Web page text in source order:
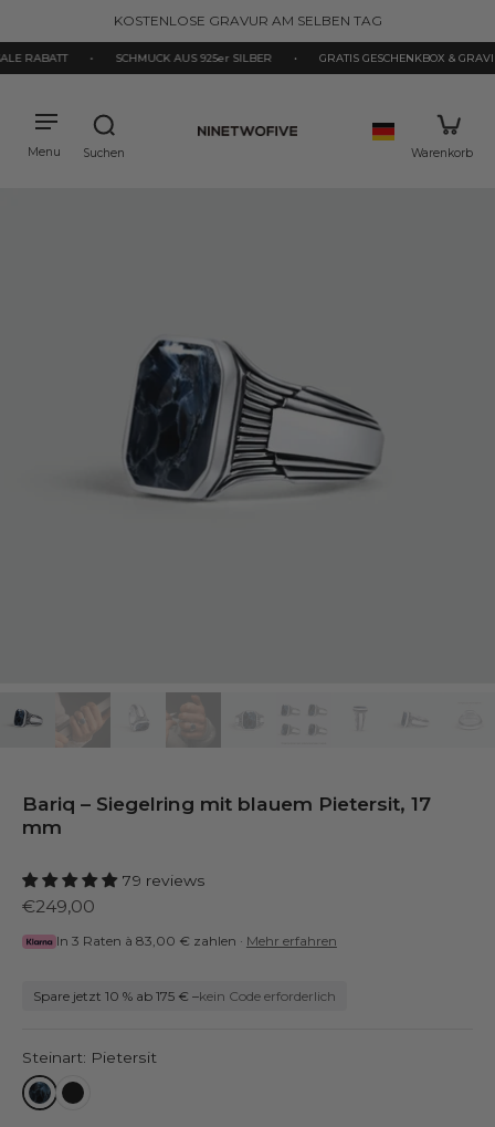
KOSTENLOSE GRAVUR AM SELBEN TAG
• SCHMUCK AUS 925er SILBER • GRATIS GESCHENKBOX &
Bariq – Siegelring mit blauem Pietersit, 17
mm
79 reviews
€249,00
In 3 Raten à 83,00 € zahlen · Mehr erfahren
Spare jetzt 10 % ab 175 € –kein Code erforderlich
Steinart: Pietersit